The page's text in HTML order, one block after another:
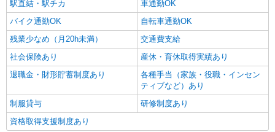
駅直結・駅チカ
車通勤OK
バイク通勤OK
自転車通勤OK
残業少なめ（月20h未満）
交通費支給
社会保険あり
産休・育休取得実績あり
退職金・財形貯蓄制度あり
各種手当（家族・役職・インセン
ティブなど）あり
制服貸与
研修制度あり
資格取得支援制度あり